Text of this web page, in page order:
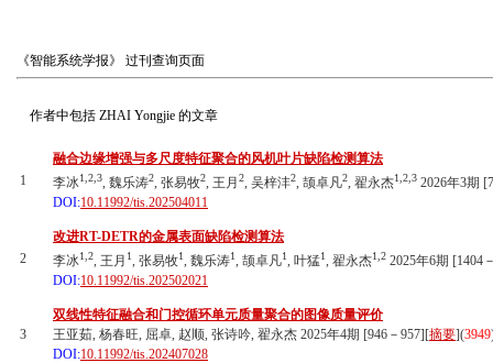
《智能系统学报》 过刊查询页面
作者中包括 ZHAI Yongjie 的文章
1
融合边缘增强与多尺度特征聚合的风机叶片缺陷检测算法
李冰1,2,3, 魏乐涛2, 张易牧2, 王月 2, 吴梓沣2, 颉卓凡2, 翟永杰1,2,3 2026年3期
DOI:10.11992/tis.202504011
2
改进RT-DETR的金属表面缺陷检测算法
李冰1,2, 王月 1, 张易牧1, 魏乐涛1, 颉卓凡1, 叶猛1, 翟永杰1,2 2025年6期 [1404
DOI:10.11992/tis.202502021
3
双线性特征融合和门控循环单元质量聚合的图像质量评价
王亚茹, 杨春旺, 屈卓, 赵顺, 张诗吟, 翟永杰 2025年4期 [946－957][摘要](3949
DOI:10.11992/tis.202407028